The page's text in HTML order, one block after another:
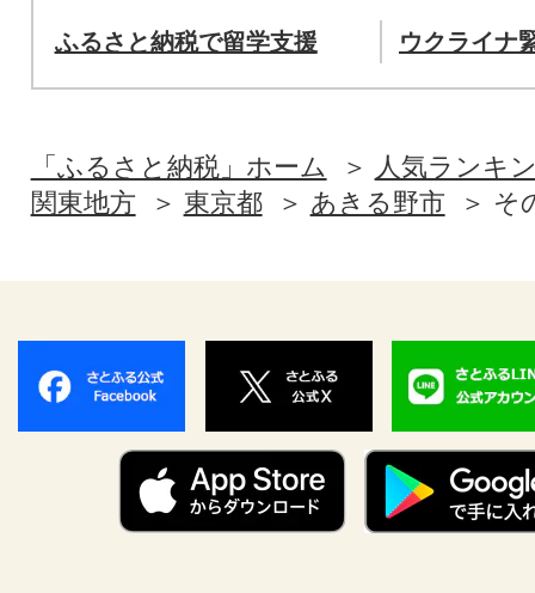
ふるさと納税で留学支援 ウクライナ
「ふるさと納税」ホーム
人気ランキ
関東地方
東京都 あきる野市 そ